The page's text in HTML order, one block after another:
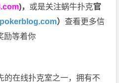
)， 或是关注蜗牛扑克官
）查看更多信
励等着你
的在线扑克室之一，拥有不